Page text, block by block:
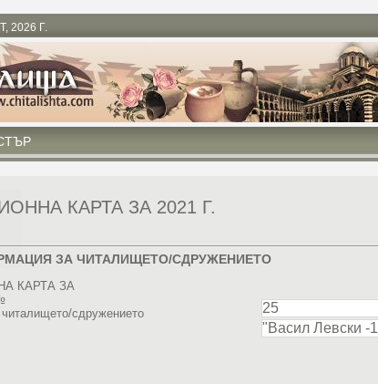
2026 Г.
КАРТА ЗА 2021 Г.
ЗА ЧИТАЛИЩЕТО/СДРУЖЕНИЕТО
КАРТА ЗА
сдружението